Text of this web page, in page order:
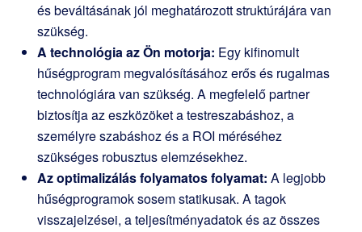
és beváltásának jól meghatározott struktúrájára van
szükség.
A technológia az Ön motorja: Egy kifinomult
hűségprogram megvalósításához erős és rugalmas
technológiára van szükség. A megfelelő partner
biztosítja az eszközöket a testreszabáshoz, a
személyre szabáshoz és a ROI méréséhez
szükséges robusztus elemzésekhez.
Az optimalizálás folyamatos folyamat: A legjobb
hűségprogramok sosem statikusak. A tagok
visszajelzései, a teljesítményadatok és az összes